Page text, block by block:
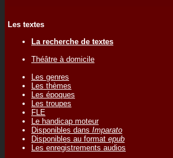
Les textes
La recherche de textes
Théâtre à domicile
Les genres
Les thèmes
Les époques
Les troupes
FLE
Le handicap moteur
Disponibles dans Imparato
Disponibles au format epub
Les enregistrements audios